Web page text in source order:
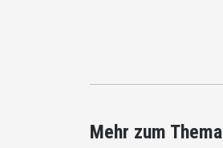
Mehr zum Thema